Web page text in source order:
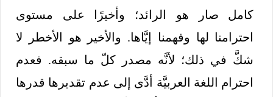
كامل صار هو الرائد؛ وأخيرًا على مستوى
احترامنا لها وفهمنا إيَّاها. والأخير هو الأخطر لا
شكَّ في ذلك؛ لأنَّه مصدر كلّ ما سبقه. فعدم
احترام اللغة العربيَّة أدَّى إلى عدم تقديرها قدرها